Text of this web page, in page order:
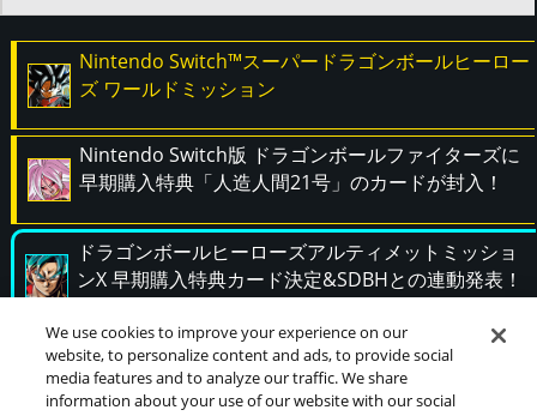
Nintendo Switch™スーパードラゴンボールヒーロー
ズ ワールドミッション
Nintendo Switch版 ドラゴンボールファイターズに
早期購入特典「人造人間21号」のカードが封入！
ドラゴンボールヒーローズアルティメットミッショ
ンX 早期購入特典カード決定&SDBHとの連動発表！
3DS『ドラゴンボールヒーローズアルティメットミ
ッションX』
We use cookies to improve your experience on our
website, to personalize content and ads, to provide social
media features and to analyze our traffic. We share
information about your use of our website with our social